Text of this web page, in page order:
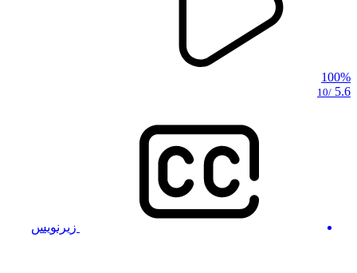
100%
5.6
/10
زیرنویس